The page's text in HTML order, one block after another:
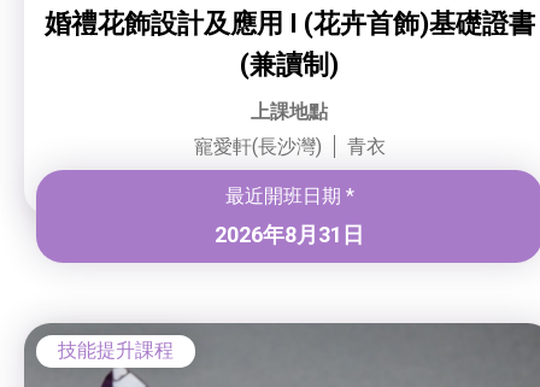
婚禮花飾設計及應用 I (花卉首飾)基礎證書
(兼讀制)
上課地點
寵愛軒(長沙灣)
青衣
最近開班日期 *
2026年8月31日
技能提升課程